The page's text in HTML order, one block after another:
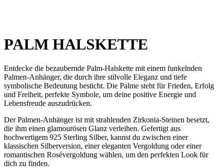
PALM HALSKETTE
Entdecke die bezaubernde Palm-Halskette mit einem funkelnden
Palmen-Anhänger, die durch ihre stilvolle Eleganz und tiefe
symbolische Bedeutung besticht. Die Palme steht für Frieden, Erfolg
und Freiheit, perfekte Symbole, um deine positive Energie und
Lebensfreude auszudrücken.
Der Palmen-Anhänger ist mit strahlenden Zirkonia-Steinen besetzt,
die ihm einen glamourösen Glanz verleihen. Gefertigt aus
hochwertigem 925 Sterling Silber, kannst du zwischen einer
klassischen Silberversion, einer eleganten Vergoldung oder einer
romantischen Rosévergoldung wählen, um den perfekten Look für
dich zu finden.